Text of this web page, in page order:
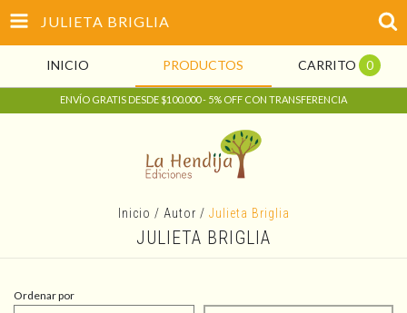
JULIETA BRIGLIA
INICIO PRODUCTOS CARRITO 0
ENVÍO GRATIS DESDE $100.000 - 5% OFF CON TRANSFERENCIA
Inicio / Autor / Julieta Briglia
JULIETA BRIGLIA
Ordenar por